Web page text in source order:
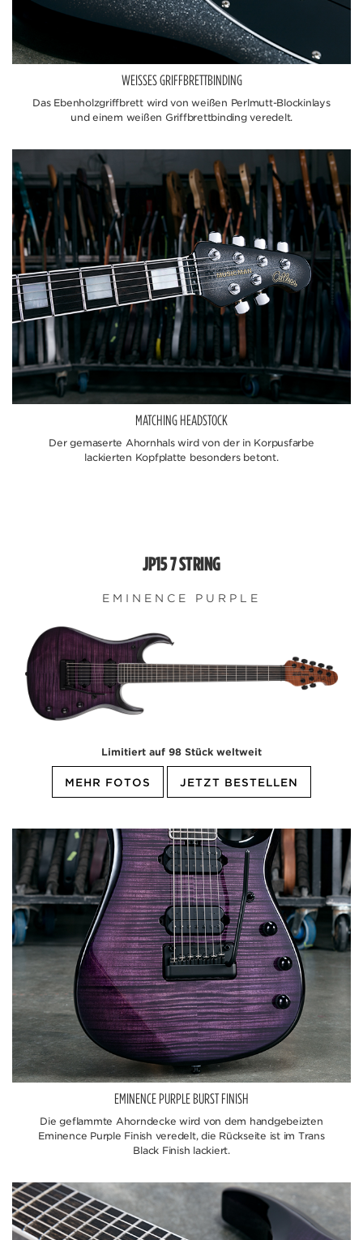
WEISSES GRIFFBRETTBINDING
Das Ebenholzgriffbrett wird von weißen Perlmutt-Blockinlays
und einem weißen Griffbrettbinding veredelt.
MATCHING HEADSTOCK
Der gemaserte Ahornhals wird von der in Korpusfarbe
lackierten Kopfplatte besonders betont.
JP15 7 STRING
EMINENCE PURPLE
Limitiert auf 98 Stück weltweit
MEHR FOTOS JETZT BESTELLEN
EMINENCE PURPLE BURST FINISH
Die geflammte Ahorndecke wird von dem handgebeizten
Eminence Purple Finish veredelt, die Rückseite ist im Trans
Black Finish lackiert.